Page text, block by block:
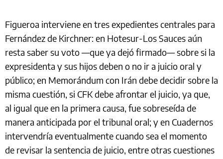
Figueroa interviene en tres expedientes centrales para
Fernández de Kirchner: en Hotesur-Los Sauces aún
resta saber su voto —que ya dejó firmado— sobre si la
expresidenta y sus hijos deben o no ir a juicio oral y
público; en Memorándum con Irán debe decidir sobre la
misma cuestión, si CFK debe afrontar el juicio, ya que,
al igual que en la primera causa, fue sobreseída de
manera anticipada por el tribunal oral; y en Cuadernos
intervendría eventualmente cuando sea el momento
de revisar la sentencia de juicio, entre otras cuestiones